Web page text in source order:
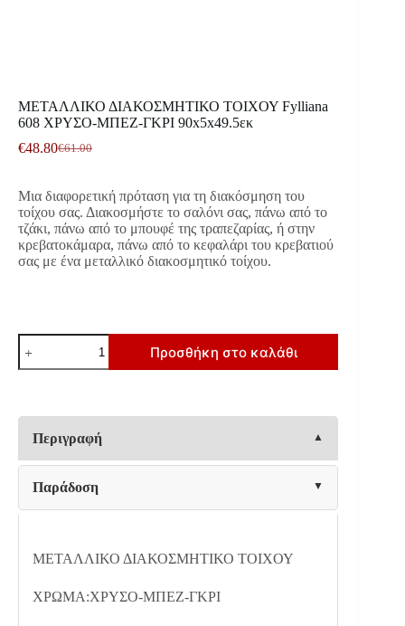
ΜΕΤΑΛΛΙΚΟ ΔΙΑΚΟΣΜΗΤΙΚΟ ΤΟΙΧΟΥ Fylliana
608 ΧΡΥΣΟ-ΜΠΕΖ-ΓΚΡΙ 90x5x49.5εκ
€61.00
Original
€61.00.
€48.80Η
είναι:
€48.80.
Μια διαφορετική πρόταση για τη διακόσμηση του
τοίχου σας. Διακοσμήστε το σαλόνι σας, πάνω από το
τζάκι, πάνω από το μπουφέ της τραπεζαρίας, ή στην
κρεβατοκάμαρα, πάνω από το κεφαλάρι του κρεβατιού
σας με ένα μεταλλικό διακοσμητικό τοίχου.
ΜΕΤΑΛΛΙΚΟ
ΔΙΑΚΟΣΜΗΤΙΚΟ
ΤΟΙΧΟΥ
ΧΡΥΣΟ-
ΜΠΕΖ-
ΓΚΡΙ
90x5x49.5εκ
ποσότητα
Προσθήκη στο καλάθι
Περιγραφή
Παράδοση
ΜΕΤΑΛΛΙΚΟ ΔΙΑΚΟΣΜΗΤΙΚΟ ΤΟΙΧΟΥ
ΧΡΩΜΑ:ΧΡΥΣΟ-ΜΠΕΖ-ΓΚΡΙ